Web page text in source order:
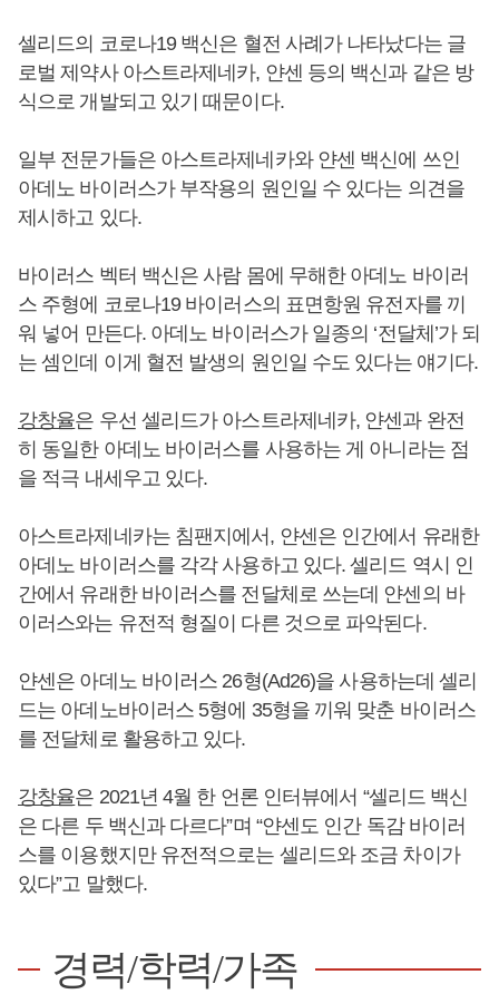
셀리드의 코로나19 백신은 혈전 사례가 나타났다는 글
로벌 제약사 아스트라제네카, 얀센 등의 백신과 같은 방
식으로 개발되고 있기 때문이다.
일부 전문가들은 아스트라제네카와 얀센 백신에 쓰인
아데노 바이러스가 부작용의 원인일 수 있다는 의견을
제시하고 있다.
바이러스 벡터 백신은 사람 몸에 무해한 아데노 바이러
스 주형에 코로나19 바이러스의 표면항원 유전자를 끼
워 넣어 만든다. 아데노 바이러스가 일종의 ‘전달체’가 되
는 셈인데 이게 혈전 발생의 원인일 수도 있다는 얘기다.
강창율은 우선 셀리드가 아스트라제네카, 얀센과 완전
히 동일한 아데노 바이러스를 사용하는 게 아니라는 점
을 적극 내세우고 있다.
아스트라제네카는 침팬지에서, 얀센은 인간에서 유래한
아데노 바이러스를 각각 사용하고 있다. 셀리드 역시 인
간에서 유래한 바이러스를 전달체로 쓰는데 얀센의 바
이러스와는 유전적 형질이 다른 것으로 파악된다.
얀센은 아데노 바이러스 26형(Ad26)을 사용하는데 셀리
드는 아데노바이러스 5형에 35형을 끼워 맞춘 바이러스
를 전달체로 활용하고 있다.
강창율은 2021년 4월 한 언론 인터뷰에서 “셀리드 백신
은 다른 두 백신과 다르다”며 “얀센도 인간 독감 바이러
스를 이용했지만 유전적으로는 셀리드와 조금 차이가
있다”고 말했다.
경력/학력/가족